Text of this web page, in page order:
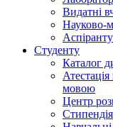
Видатні
Науково-
Студенту
Каталог
мовою
Центр
Стипендія